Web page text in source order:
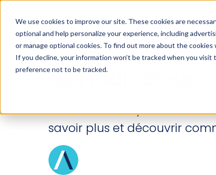
We use cookies to improve our site. These cookies are
optional and help personalize your experience, including
or manage optional cookies. To find out more about the cookies
If you decline, your information won’t be tracked when you
preference not to be tracked.
Industries Solutions Produits
Analyse des
des indicateurs
Workforce Analytics donne
savoir plus et découvrir